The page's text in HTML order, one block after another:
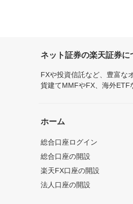
ネット証券の楽天証券に
FXや投資信託など、豊富な
貨建てMMFやFX、海外ETF
ホーム
総合口座ログイン
総合口座の開設
楽天FX口座の開設
法人口座の開設